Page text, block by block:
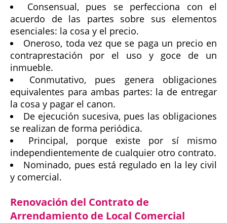
Consensual, pues se perfecciona con el
acuerdo de las partes sobre sus elementos
esenciales: la cosa y el precio.
Oneroso, toda vez que se paga un precio en
contraprestación por el uso y goce de un
inmueble.
Conmutativo, pues genera obligaciones
equivalentes para ambas partes: la de entregar
la cosa y pagar el canon.
De ejecución sucesiva, pues las obligaciones
se realizan de forma periódica.
Principal, porque existe por sí mismo
independientemente de cualquier otro contrato.
Nominado, pues está regulado en la ley civil
y comercial.
Renovación del Contrato de
Arrendamiento de Local Comercial